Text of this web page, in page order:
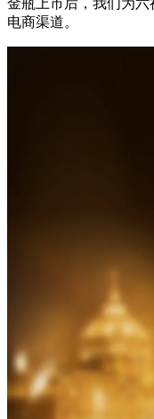
电商渠道。